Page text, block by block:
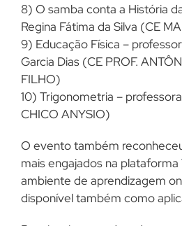
8) O samba conta a História
Regina Fátima da Silva (CE
9) Educação Física –
Garcia Dias (CE PROF.
FILHO)
10) Trigonometria –
CHICO ANYSIO)
O evento também
mais engajados na plataforma
ambiente de aprendizagem
disponível também como